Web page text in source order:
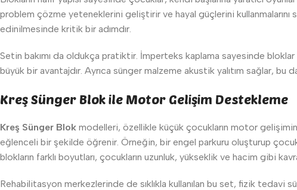
problem çözme yeteneklerini geliştirir ve hayal güçlerini kullanmalarını
edinilmesinde kritik bir adımdır.
Setin bakımı da oldukça pratiktir. İmperteks kaplama sayesinde bloklar
büyük bir avantajdır. Ayrıca sünger malzeme akustik yalıtım sağlar,
Kreş Sünger Blok ile Motor Gelişim Destekleme
Kreş Sünger Blok modelleri, özellikle küçük çocukların motor
eğlenceli bir şekilde öğrenir. Örneğin, bir engel parkuru oluşturup
blokların farklı boyutları, çocukların uzunluk, yükseklik ve hacim gibi
Rehabilitasyon merkezlerinde de sıklıkla kullanılan bu set, fizik